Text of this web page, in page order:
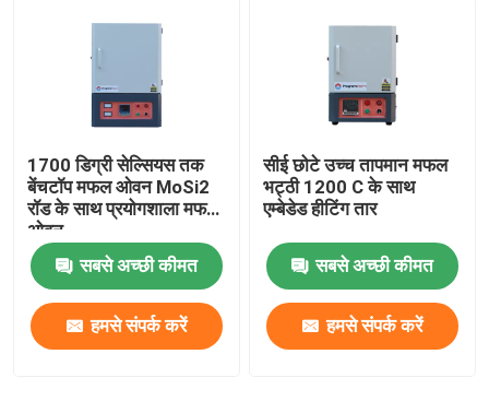
1700 डिग्री सेल्सियस तक
बेंचटॉप मफल ओवन MoSi2
रॉड के साथ प्रयोगशाला मफल
ओवन
सबसे अच्छी कीमत
हमसे संपर्क करें
सीई छोटे उच्च तापमान मफल
भट्ठी 1200 C के साथ
एम्बेडेड हीटिंग तार
सबसे अच्छी कीमत
हमसे संपर्क करें